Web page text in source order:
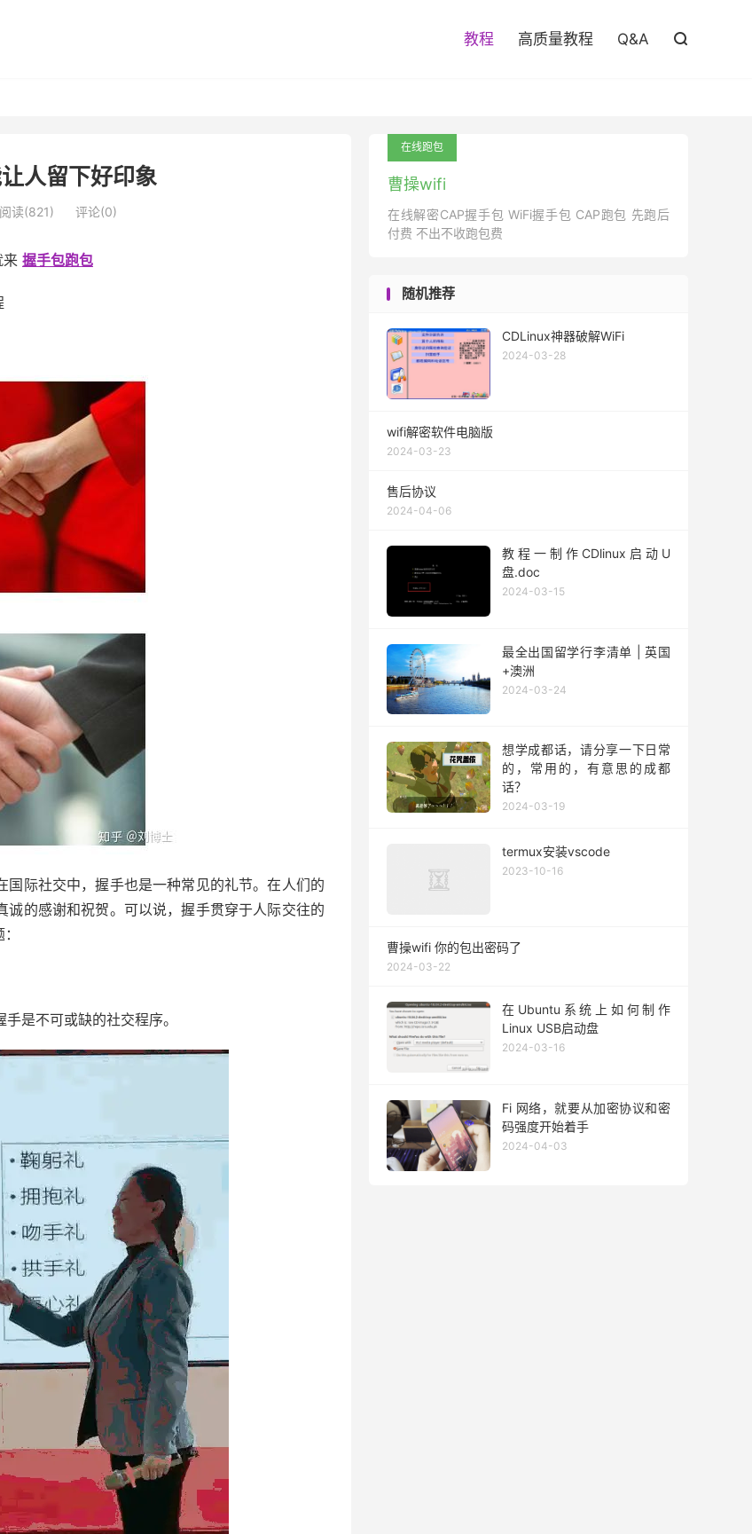
教程 高质量教程 Q&A 
人留下好印象
阅读(821) 评论(0)
握手包跑包
际社交中，握手也是一种常见的礼节。在人们的
的感谢和祝贺。可以说，握手贯穿于人际交往的
是不可或缺的社交程序。
在线跑包
曹操wifi
在线解密CAP握手包 WiFi握手包 CAP跑包 先跑后
付费 不出不收跑包费
随机推荐
CDLinux神器破解WiFi
2024-03-28
wifi解密软件电脑版
2024-03-23
售后协议
2024-04-06
教程一制作CDlinux启动U
盘.doc
2024-03-15
最全出国留学行李清单 | 英国
+澳洲
2024-03-24
想学成都话，请分享一下日常
的，常用的，有意思的成都
话？
2024-03-19
termux安装vscode
2023-10-16
曹操wifi 你的包出密码了
2024-03-22
在Ubuntu系统上如何制作
Linux USB启动盘
2024-03-16
Fi 网络，就要从加密协议和密
码强度开始着手
2024-04-03